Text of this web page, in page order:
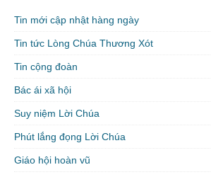
Tin mới cập nhật hàng ngày
Tin tức Lòng Chúa Thương Xót
Tin cộng đoàn
Bác ái xã hội
Suy niệm Lời Chúa
Phút lắng đọng Lời Chúa
Giáo hội hoàn vũ